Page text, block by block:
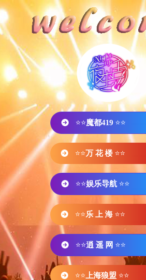
⭐⭐魔都419 ⭐⭐
⭐⭐万 花 楼 ⭐⭐
⭐⭐娱乐导航 ⭐⭐
⭐⭐乐 上 海 ⭐⭐
⭐⭐逍 遥 网 ⭐⭐
⭐⭐ 上海狼盟 ⭐⭐